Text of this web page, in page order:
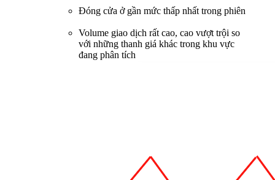
Đóng cửa ở gần mức thấp nhất trong phiên
Volume giao dịch rất cao, cao vượt trội so
với những thanh giá khác trong khu vực
đang phân tích